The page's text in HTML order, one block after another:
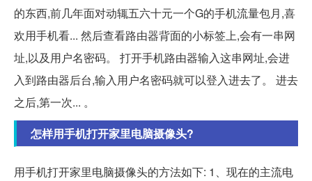
的东西,前几年面对动辄五六十元一个G的手机流量包月,喜
欢用手机看... 然后查看路由器背面的小标签上,会有一串网
址,以及用户名密码。 打开手机路由器输入这串网址,会进
入到路由器后台,输入用户名密码就可以登入进去了。 进去
之后,第一次... 。
怎样用手机打开家里电脑摄像头?
用手机打开家里电脑摄像头的方法如下: 1、现在的主流电